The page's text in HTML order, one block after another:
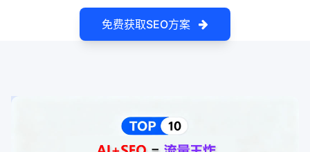
免费获取SEO方案